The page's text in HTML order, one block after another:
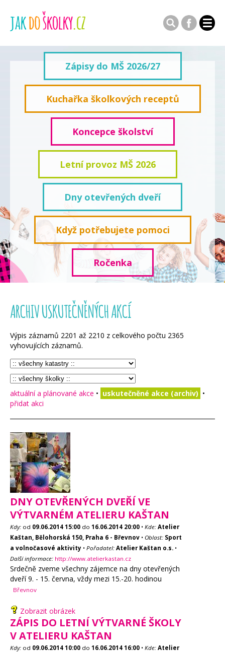
Zápisy do MŠ 2026/27
Kuchařka školkových receptů
Koncepce školství
Letní provoz MŠ 2026
Dny otevřených dveří
Když potřebujete pomoci
Ročenka
ARCHIV USKUTEČNĚNÝCH AKCÍ
Výpis záznamů 2201 až 2210 z celkového počtu 2365
vyhovujících záznamů.
aktuální a plánované akce • uskutečněné akce (archiv) •
přidat akci
DNY OTEVŘENÝCH DVEŘÍ VE
VÝTVARNÉM ATELIERU KAŠTAN
Kdy: od 09.06.2014 15:00 do 16.06.2014 20:00 • Kde: Atelier
Kaštan, Bělohorská 150, Praha 6 - Břevnov • Oblast: Sport
a volnočasové aktivity • Pořadatel: Atelier Kaštan o.s. •
Další informace: http://www.atelierkastan.cz
Srdečně zveme všechny zájemce na dny otevřených
dveří 9. - 15. června, vždy mezi 15.-20. hodinou
Břevnov
Zobrazit obrázek
ZÁPIS DO LETNÍ VÝTVARNÉ ŠKOLY
V ATELIERU KAŠTAN
Kdy: od 09.06.2014 10:00 do 16.06.2014 16:00 • Kde: Atelier